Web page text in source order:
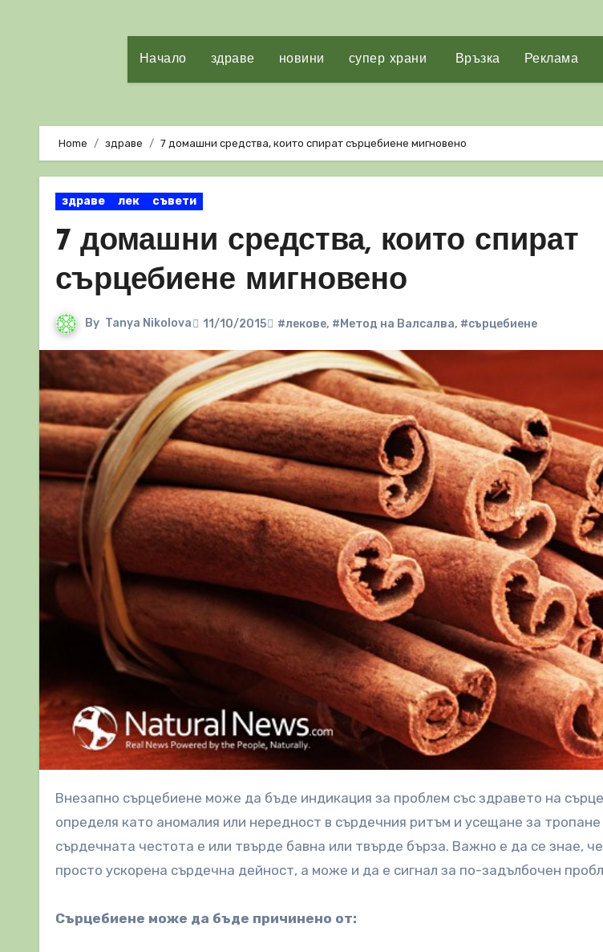
Начало здраве новини супер храни Връзка Реклама
Home здраве 7 домашни средства, които спират сърцебиене мигновено
здраве лек съвети
7 домашни средства, които спират
сърцебиене мигновено
By Tanya Nikolova 11/10/2015 #лекове, #Метод на Валсалва, #сърцебиене
Внезапно сърцебиене може да бъде индикация за проблем със здравето на сърцето. Сърцебиенето се
определя като аномалия или нередност в сърдечния ритъм и усещане за тропане
сърдечната честота е или твърде бавна или твърде бърза. Важно е да се знае,
просто ускорена сърдечна дейност, а може и да е сигнал за по-задълбочен
Сърцебиене може да бъде причинено от: